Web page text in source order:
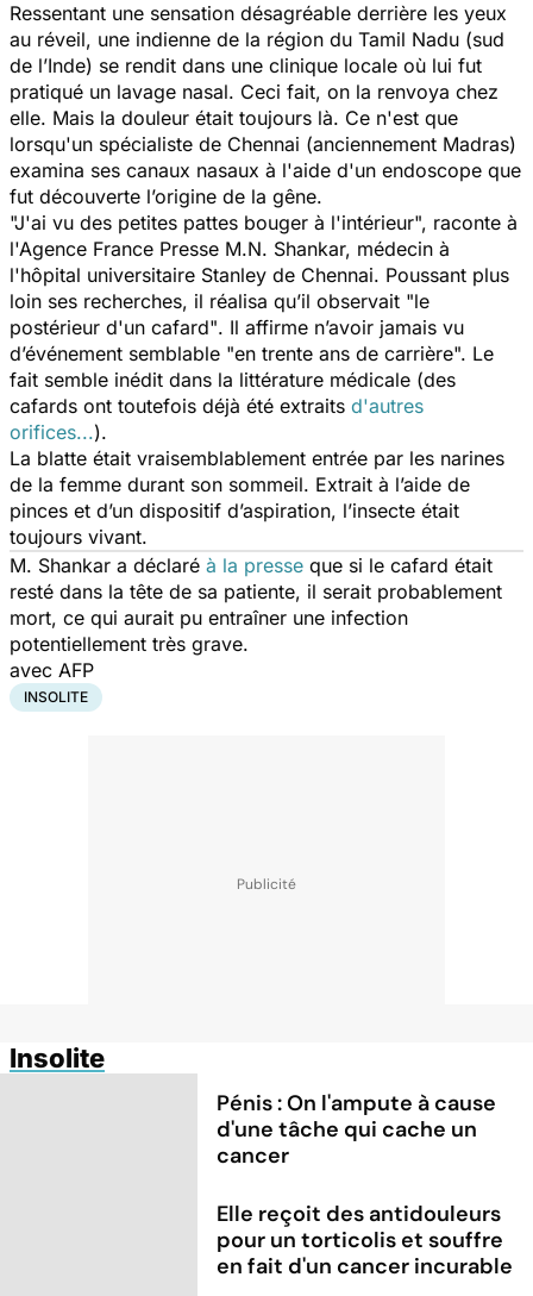
Ressentant une sensation désagréable derrière les yeux
au réveil, une indienne de la région du Tamil Nadu (sud
de l’Inde) se rendit dans une clinique locale où lui fut
pratiqué un lavage nasal. Ceci fait, on la renvoya chez
elle. Mais la douleur était toujours là. Ce n'est que
lorsqu'un spécialiste de Chennai (anciennement Madras)
examina ses canaux nasaux à l'aide d'un endoscope que
fut découverte l’origine de la gêne.
"J'ai vu des petites pattes bouger à l'intérieur", raconte à
l'Agence France Presse M.N. Shankar, médecin à
l'hôpital universitaire Stanley de Chennai. Poussant plus
loin ses recherches, il réalisa qu’il observait "le
postérieur d'un cafard". Il affirme n’avoir jamais vu
d’événement semblable "en trente ans de carrière". Le
fait semble inédit dans la littérature médicale (des
cafards ont toutefois déjà été extraits d'autres
orifices...).
La blatte était vraisemblablement entrée par les narines
de la femme durant son sommeil. Extrait à l’aide de
pinces et d’un dispositif d’aspiration, l’insecte était
toujours vivant.
M. Shankar a déclaré à la presse que si le cafard était
resté dans la tête de sa patiente, il serait probablement
mort, ce qui aurait pu entraîner une infection
potentiellement très grave.
avec AFP
INSOLITE
Insolite
Pénis : On l'ampute à cause
d'une tâche qui cache un
cancer
Elle reçoit des antidouleurs
pour un torticolis et souffre
en fait d'un cancer incurable